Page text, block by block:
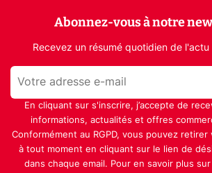
Abonnez-vous à notre
Recevez un résumé quotidien de
En cliquant sur s'inscrire, j’accepte de
informations, actualités et offres
Conformément au RGPD, vous pouvez
à tout moment en cliquant sur le lien de
dans chaque email. Pour en savoir plus